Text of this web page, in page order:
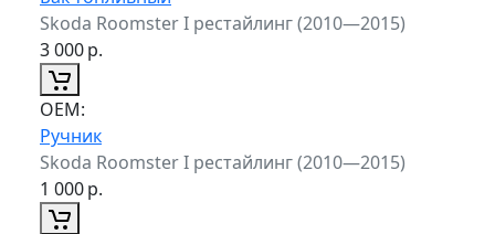
Skoda Roomster I рестайлинг (2010—2015)
3 000р.
ОЕМ:
Ручник
Skoda Roomster I рестайлинг (2010—2015)
1 000р.